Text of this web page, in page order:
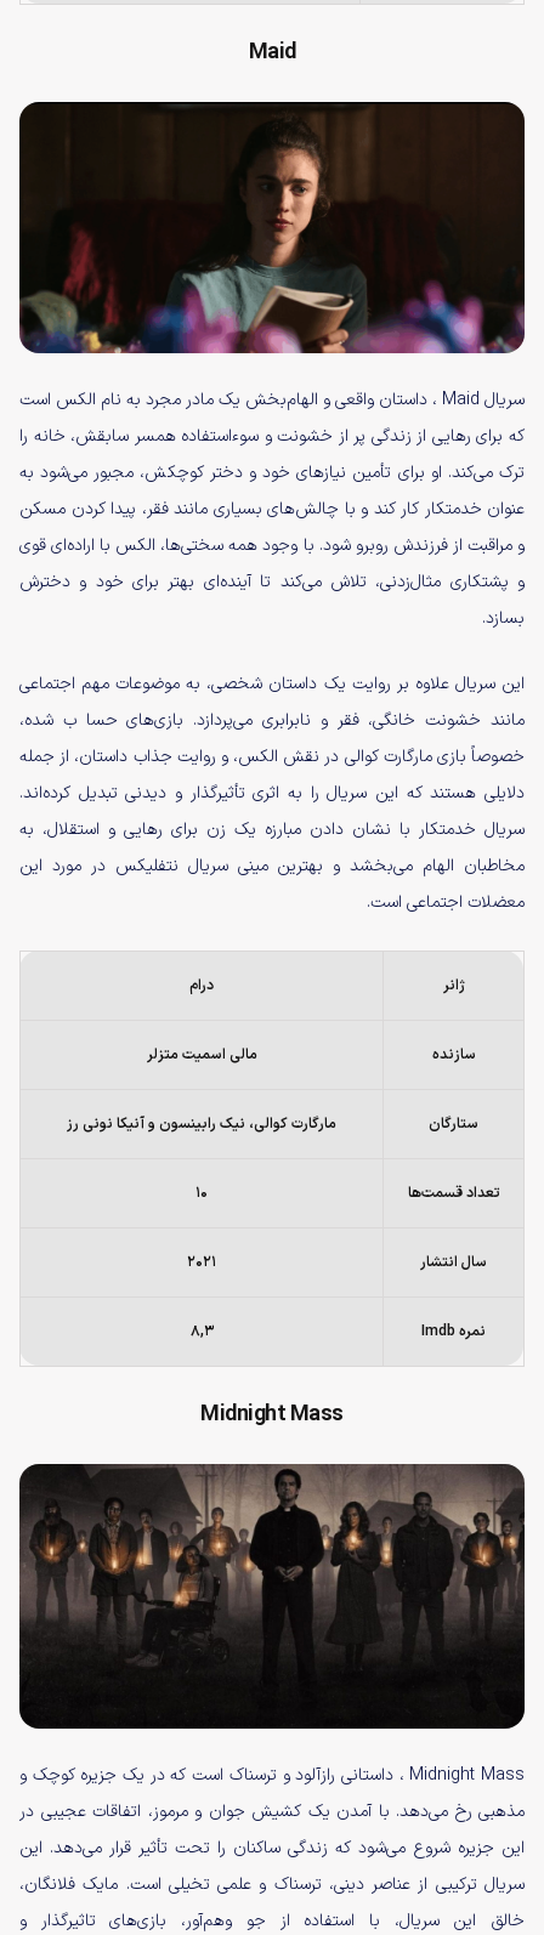
Maid
سریال Maid ، داستان واقعی و الهام‌بخش یک مادر مجرد به نام الکس است
که برای رهایی از زندگی پر از خشونت و سوءاستفاده همسر سابقش، خانه را
ترک می‌کند. او برای تأمین نیازهای خود و دختر کوچکش، مجبور می‌شود به
عنوان خدمتکار کار کند و با چالش‌های بسیاری مانند فقر، پیدا کردن مسکن
و مراقبت از فرزندش روبرو شود. با وجود همه سختی‌ها، الکس با اراده‌ای قوی
و پشتکاری مثال‌زدنی، تلاش می‌کند تا آینده‌ای بهتر برای خود و دخترش
بسازد.
این سریال علاوه بر روایت یک داستان شخصی، به موضوعات مهم اجتماعی
مانند خشونت خانگی، فقر و نابرابری می‌پردازد. بازی‌های حسا ب شده،
خصوصاً بازی مارگارت کوالی در نقش الکس، و روایت جذاب داستان، از جمله
دلایلی هستند که این سریال را به اثری تأثیرگذار و دیدنی تبدیل کرده‌اند.
سریال خدمتکار با نشان دادن مبارزه یک زن برای رهایی و استقلال، به
مخاطبان الهام می‌بخشد و بهترین مینی سریال نتفلیکس در مورد این
معضلات اجتماعی است.
ژانر درام
سازنده مالی اسمیت متزلر
ستارگان مارگارت کوالی، نیک رابینسون و آنیکا نونی رز
تعداد قسمت‌ها ۱۰
سال انتشار ۲۰۲۱
نمره Imdb ۸,۳
Midnight Mass
Midnight Mass ، داستانی رازآلود و ترسناک است که در یک جزیره کوچک و
مذهبی رخ می‌دهد. با آمدن یک کشیش جوان و مرموز، اتفاقات عجیبی در
این جزیره شروع می‌شود که زندگی ساکنان را تحت تأثیر قرار می‌دهد. این
سریال ترکیبی از عناصر دینی، ترسناک و علمی تخیلی است. مایک فلانگان،
خالق این سریال، با استفاده از جو وهم‌آور، بازی‌های تاثیرگذار و